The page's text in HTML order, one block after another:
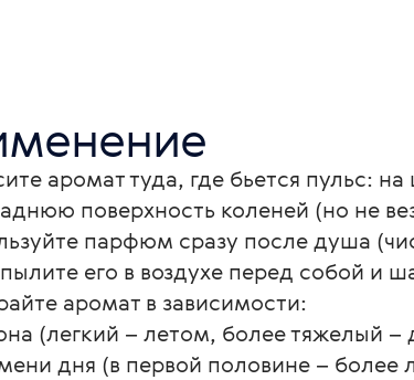
аромат туда, где бьется пульс:
поверхность коленей (но не
парфюм сразу после душа
его в воздухе перед собой и
аромат в зависимости:
(легкий – летом, более тяжелый
дня (в первой половине –